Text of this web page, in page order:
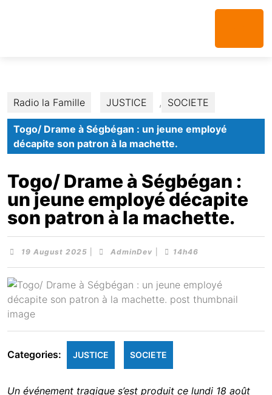
Radio la Famille JUSTICE , SOCIETE
Togo/ Drame à Ségbégan : un jeune employé
décapite son patron à la machette.
Togo/ Drame à Ségbégan :
un jeune employé décapite
son patron à la machette.
19 August 2025 AdminDev 14h46
Categories: JUSTICE SOCIETE
Un événement tragique s’est produit ce lundi 18 août